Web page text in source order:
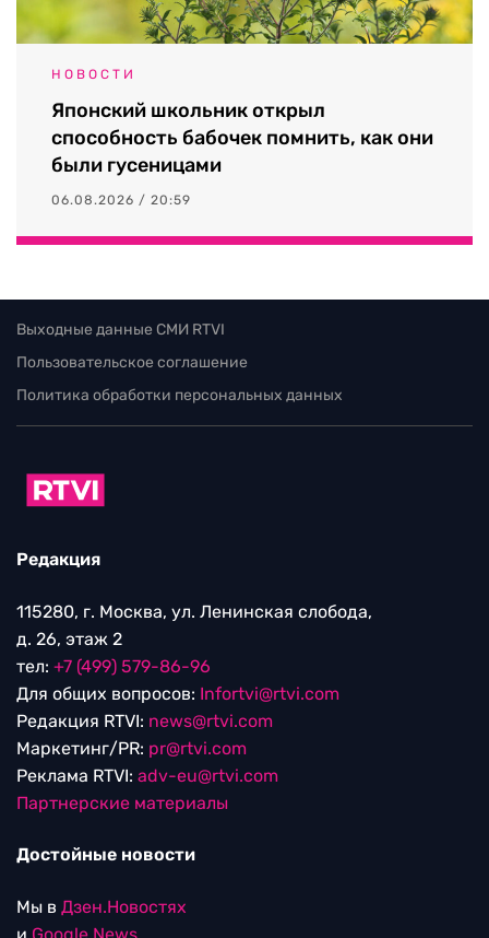
НОВОСТИ
Японский школьник открыл
способность бабочек помнить, как они
были гусеницами
06.08.2026 / 20:59
Выходные данные СМИ RTVI
Пользовательское соглашение
Политика обработки персональных данных
Редакция
115280, г. Москва, ул. Ленинская слобода,
д. 26, этаж 2
тел: +7 (499) 579-86-96
Для общих вопросов: Infortvi@rtvi.com
Редакция RTVI: news@rtvi.com
Маркетинг/PR: pr@rtvi.com
Реклама RTVI: adv-eu@rtvi.com
Партнерские материалы
Достойные новости
Мы в Дзен.Новостях